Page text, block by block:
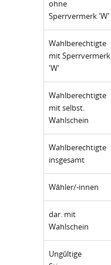
ohne
Sperrvermerk 'W'
Wahlberechtigte
mit Sperrvermerk
'W'
Wahlberechtigte
mit selbst.
Wahlschein
Wahlberechtigte
insgesamt
Wähler/-innen
dar. mit
Wahlschein
Ungültige